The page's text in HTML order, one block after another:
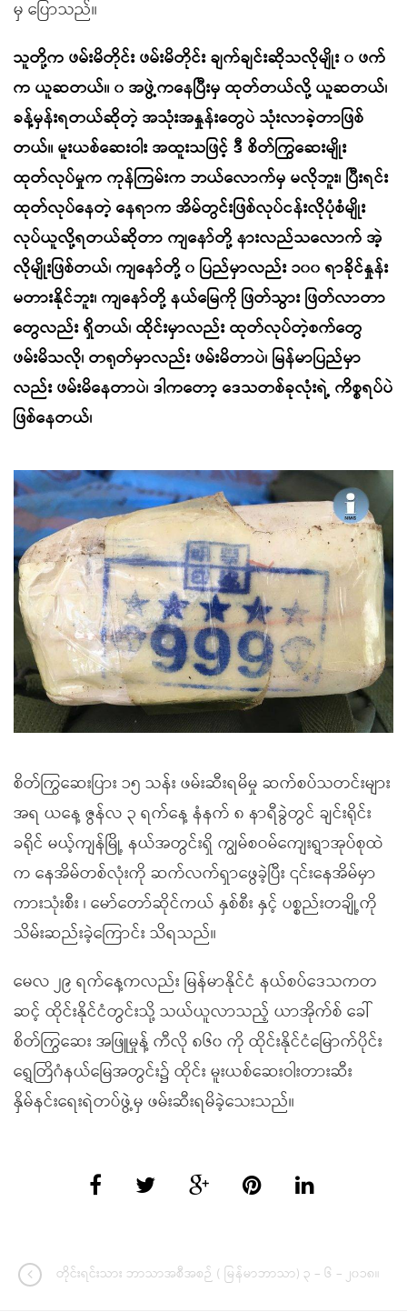
မှ ပြောသည်။
သူတို့က ဖမ်းမိတိုင်း ဖမ်းမိတိုင်း ချက်ချင်းဆိုသလိုမျိုး ၀ ဖက်
က ယူဆတယ်။ ၀ အဖွဲ့ကနေပြီးမှ ထုတ်တယ်လို့ ယူဆတယ်၊
ခန့်မှန်းရတယ်ဆိုတဲ့ အသုံးအနှုန်းတွေပဲ သုံးလာခဲ့တာဖြစ်
တယ်။ မူးယစ်ဆေးဝါး အထူးသဖြင့် ဒီ စိတ်ကြွဆေးမျိုး
ထုတ်လုပ်မှုက ကုန်ကြမ်းက ဘယ်လောက်မှ မလိုဘူး၊ ပြီးရင်း
ထုတ်လုပ်နေတဲ့ နေရာက အိမ်တွင်းဖြစ်လုပ်ငန်းလိုပုံစံမျိုး
လုပ်ယူလို့ရတယ်ဆိုတာ ကျနော်တို့ နားလည်သလောက် အဲ့
လိုမျိုးဖြစ်တယ်၊ ကျနော်တို့ ၀ ပြည်မှာလည်း ၁၀၀ ရာခိုင်နှုန်း
မတားနိုင်ဘူး၊ ကျနော်တို့ နယ်မြေကို ဖြတ်သွား ဖြတ်လာတာ
တွေလည်း ရှိတယ်၊ ထိုင်းမှာလည်း ထုတ်လုပ်တဲ့စက်တွေ
ဖမ်းမိသလို၊ တရုတ်မှာလည်း ဖမ်းမိတာပဲ၊ မြန်မာပြည်မှာ
လည်း ဖမ်းမိနေတာပဲ၊ ဒါကတော့ ဒေသတစ်ခုလုံးရဲ့ ကိစ္စရပ်ပဲ
ဖြစ်နေတယ်၊
စိတ်ကြွဆေးပြား ၁၅ သန်း ဖမ်းဆီးရမိမှု ဆက်စပ်သတင်းများ
အရ ယနေ့ ဇွန်လ ၃ ရက်နေ့ နံနက် ၈ နာရီခွဲတွင် ချင်းရိုင်း
ခရိုင် မယ့်ကျန်မြို့ နယ်အတွင်းရှိ ကျွမ်စဝမ်ကျေးရွာအုပ်စုထဲ
က နေအိမ်တစ်လုံးကို ဆက်လက်ရှာဖွေခဲ့ပြီး ၎င်းနေအိမ်မှာ
ကားသုံးစီး ၊ မော်တော်ဆိုင်ကယ် နှစ်စီး နှင့် ပစ္စည်းတချို့ကို
သိမ်းဆည်းခဲ့ကြောင်း သိရသည်။
မေလ ၂၉ ရက်နေ့ကလည်း မြန်မာနိုင်ငံ နယ်စပ်ဒေသကတ
ဆင့် ထိုင်းနိုင်ငံတွင်းသို့ သယ်ယူလာသည့် ယာအိုက်စ် ခေါ်
စိတ်ကြွဆေး အဖြူမှုန့် ကီလို ၈၆၀ ကို ထိုင်းနိုင်ငံမြောက်ပိုင်း
ရွှေတြိဂံနယ်မြေအတွင်း၌ ထိုင်း မူးယစ်ဆေးဝါးတားဆီး
နှိမ်နင်းရေးရဲတပ်ဖွဲ့မှ ဖမ်းဆီးရမိခဲ့သေးသည်။
တိုင်းရင်းသား ဘာသာအစီအစဉ် ( မြန်မာဘာသာ) ၃ – ၆ – ၂၀၁၈။